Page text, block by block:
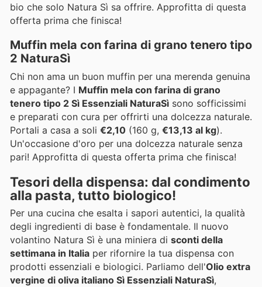
bio che solo Natura Sì sa offrire. Approfitta di questa
offerta prima che finisca!
Muffin mela con farina di grano tenero tipo
2 NaturaSì
Chi non ama un buon muffin per una merenda genuina
e appagante? I Muffin mela con farina di grano
tenero tipo 2 Sì Essenziali NaturaSì sono sofficissimi
e preparati con cura per offrirti una dolcezza naturale.
Portali a casa a soli €2,10 (160 g, €13,13 al kg).
Un'occasione d'oro per una dolcezza naturale senza
pari! Approfitta di questa offerta prima che finisca!
Tesori della dispensa: dal condimento
alla pasta, tutto biologico!
Per una cucina che esalta i sapori autentici, la qualità
degli ingredienti di base è fondamentale. Il nuovo
volantino Natura Sì è una miniera di sconti della
settimana in Italia per rifornire la tua dispensa con
prodotti essenziali e biologici. Parliamo dell'Olio extra
vergine di oliva italiano Sì Essenziali NaturaSì,